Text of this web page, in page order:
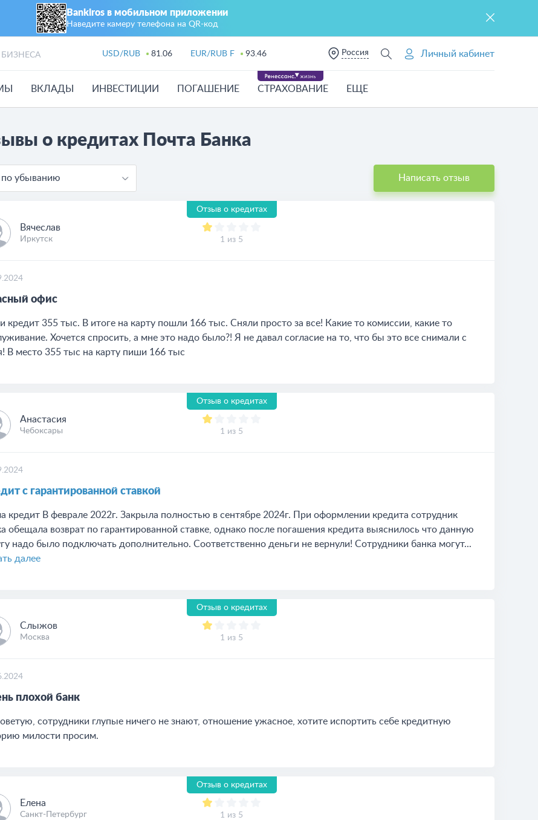
Bankiros в мобильном приложении
Наведите камеру телефона на QR‑код
USD/RUB 81.06 EUR/RUB F 93.46 Россия Личный кабинет
ВКЛАДЫ ИНВЕСТИЦИИ ПОГАШЕНИЕ СТРАХОВАНИЕ ЕЩЕ
о кредитах Почта Банка
убыванию Написать отзыв
Отзыв о кредитах
Вячеслав
Иркутск 1 из 5
офис
кредит 355 тыс. В итоге на карту пошли 166 тыс. Сняли просто за все! Какие то комиссии, какие то
Хочется спросить, а мне это надо было?! Я не давал согласие на то, что бы это все снимали с
В место 355 тыс на карту пиши 166 тыс
Отзыв о кредитах
Анастасия
Чебоксары 1 из 5
с гарантированной ставкой
кредит В феврале 2022г. Закрыла полностью в сентябре 2024г. При оформлении кредита сотрудник
обещала возврат по гарантированной ставке, однако после погашения кредита выяснилось что данную
надо было подключать дополнительно. Соответственно деньги не вернули! Сотрудники банка могут...
далее
Отзыв о кредитах
Слыжов
Москва 1 из 5
плохой банк
сотрудники глупые ничего не знают, отношение ужасное, хотите испортить себе кредитную
милости просим.
Отзыв о кредитах
Елена
Санкт-Петербург 1 из 5